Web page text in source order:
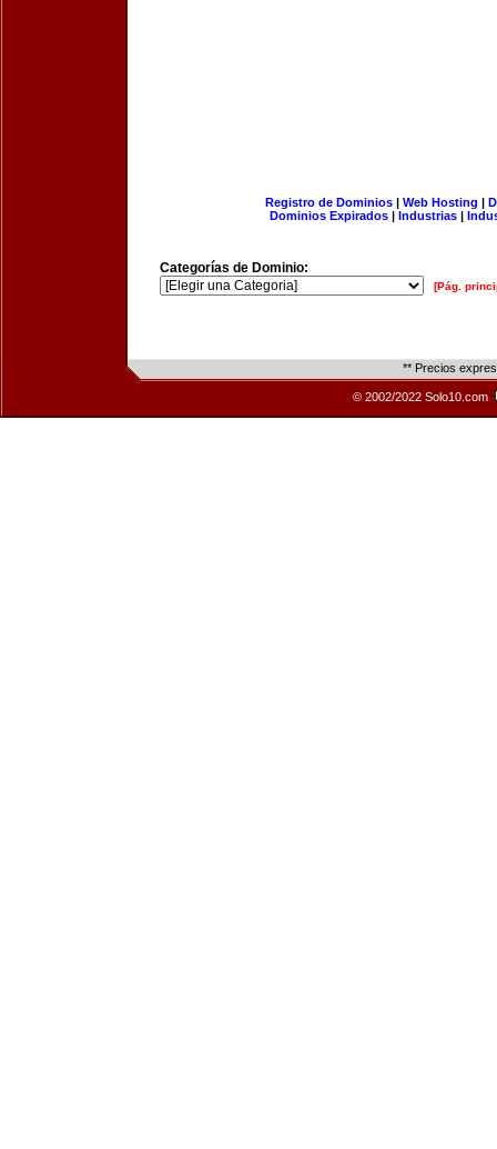
Registro de Dominios| Web Hosting |
Dominios Expirados | Industrias |
Categorías de Dominio:
[Pág.
** Precios
© 2002/2022 Solo10.com